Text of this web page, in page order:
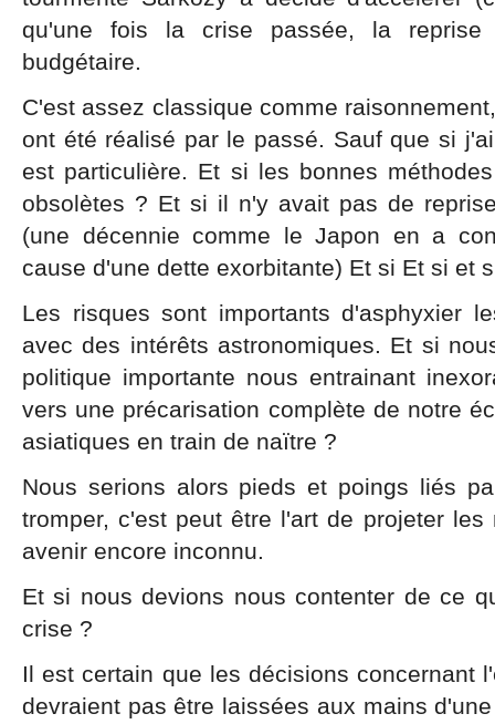
qu'une fois la crise passée, la reprise
budgétaire.
C'est assez classique comme
ont été réalisé par le passé. Sauf que si
est particulière. Et si les bonnes
obsolètes ? Et si il n'y avait pas de
(une décennie comme le Japon en a
cause d'une dette exorbitante) Et si Et si et
Les risques sont importants d'asphyxier
avec des intérêts astronomiques. Et si
politique importante nous entrainant
vers une précarisation complète de notre
asiatiques en train de naïtre ?
Nous serions alors pieds et poings liés
tromper, c'est peut être l'art de projeter
avenir encore inconnu.
Et si nous devions nous contenter de ce
crise ?
Il est certain que les décisions concernant
devraient pas être laissées aux mains